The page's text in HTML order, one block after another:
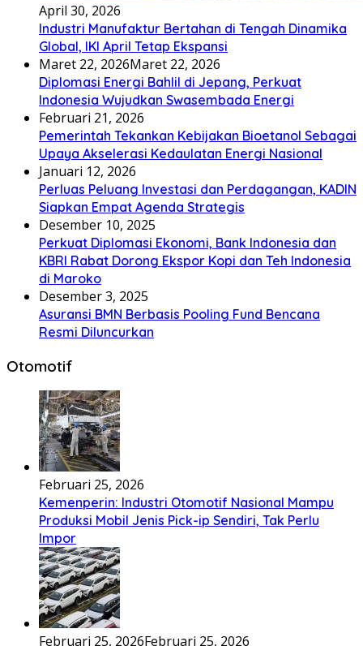
April 30, 2026
Industri Manufaktur Bertahan di Tengah Dinamika
Global, IKI April Tetap Ekspansi
Maret 22, 2026Maret 22, 2026
Diplomasi Energi Bahlil di Jepang, Perkuat
Indonesia Wujudkan Swasembada Energi
Februari 21, 2026
Pemerintah Tekankan Kebijakan Bioetanol Sebagai
Upaya Akselerasi Kedaulatan Energi Nasional
Januari 12, 2026
Perluas Peluang Investasi dan Perdagangan, KADIN
Siapkan Empat Agenda Strategis
Desember 10, 2025
Perkuat Diplomasi Ekonomi, Bank Indonesia dan
KBRI Rabat Dorong Ekspor Kopi dan Teh Indonesia
di Maroko
Desember 3, 2025
Asuransi BMN Berbasis Pooling Fund Bencana
Resmi Diluncurkan
Otomotif
Februari 25, 2026
Kemenperin: Industri Otomotif Nasional Mampu
Produksi Mobil Jenis Pick-ip Sendiri, Tak Perlu
Impor
Februari 25, 2026Februari 25, 2026